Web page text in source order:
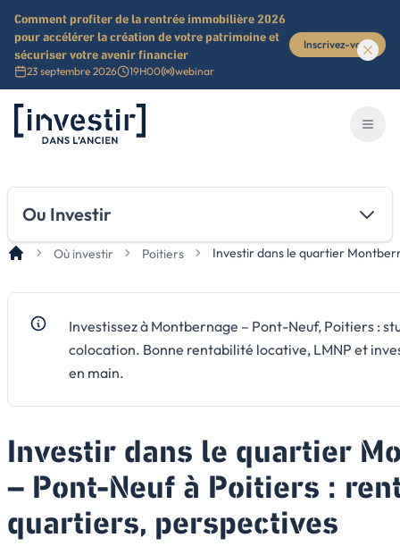
Comment profiter de la rentrée immobilière 2026
pour accélérer la création de votre patrimoine et
sécuriser votre avenir financier
23 septembre 2026 19H00 webinar
Inscrivez-vous
Investir dans l'ancien
Ou Investir
Où investir Poitiers Investir dans le quartier
Investissez à Montbernage – Pont-Neuf, Poitiers :
colocation. Bonne rentabilité locative, LMNP et
en main.
Investir dans le quartier
– Pont-Neuf à Poitiers :
quartiers, perspectives